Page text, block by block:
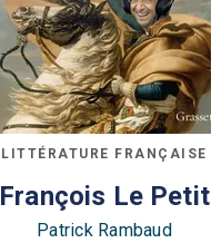
LITTÉRATURE FRANÇAISE
François Le Petit
Patrick Rambaud